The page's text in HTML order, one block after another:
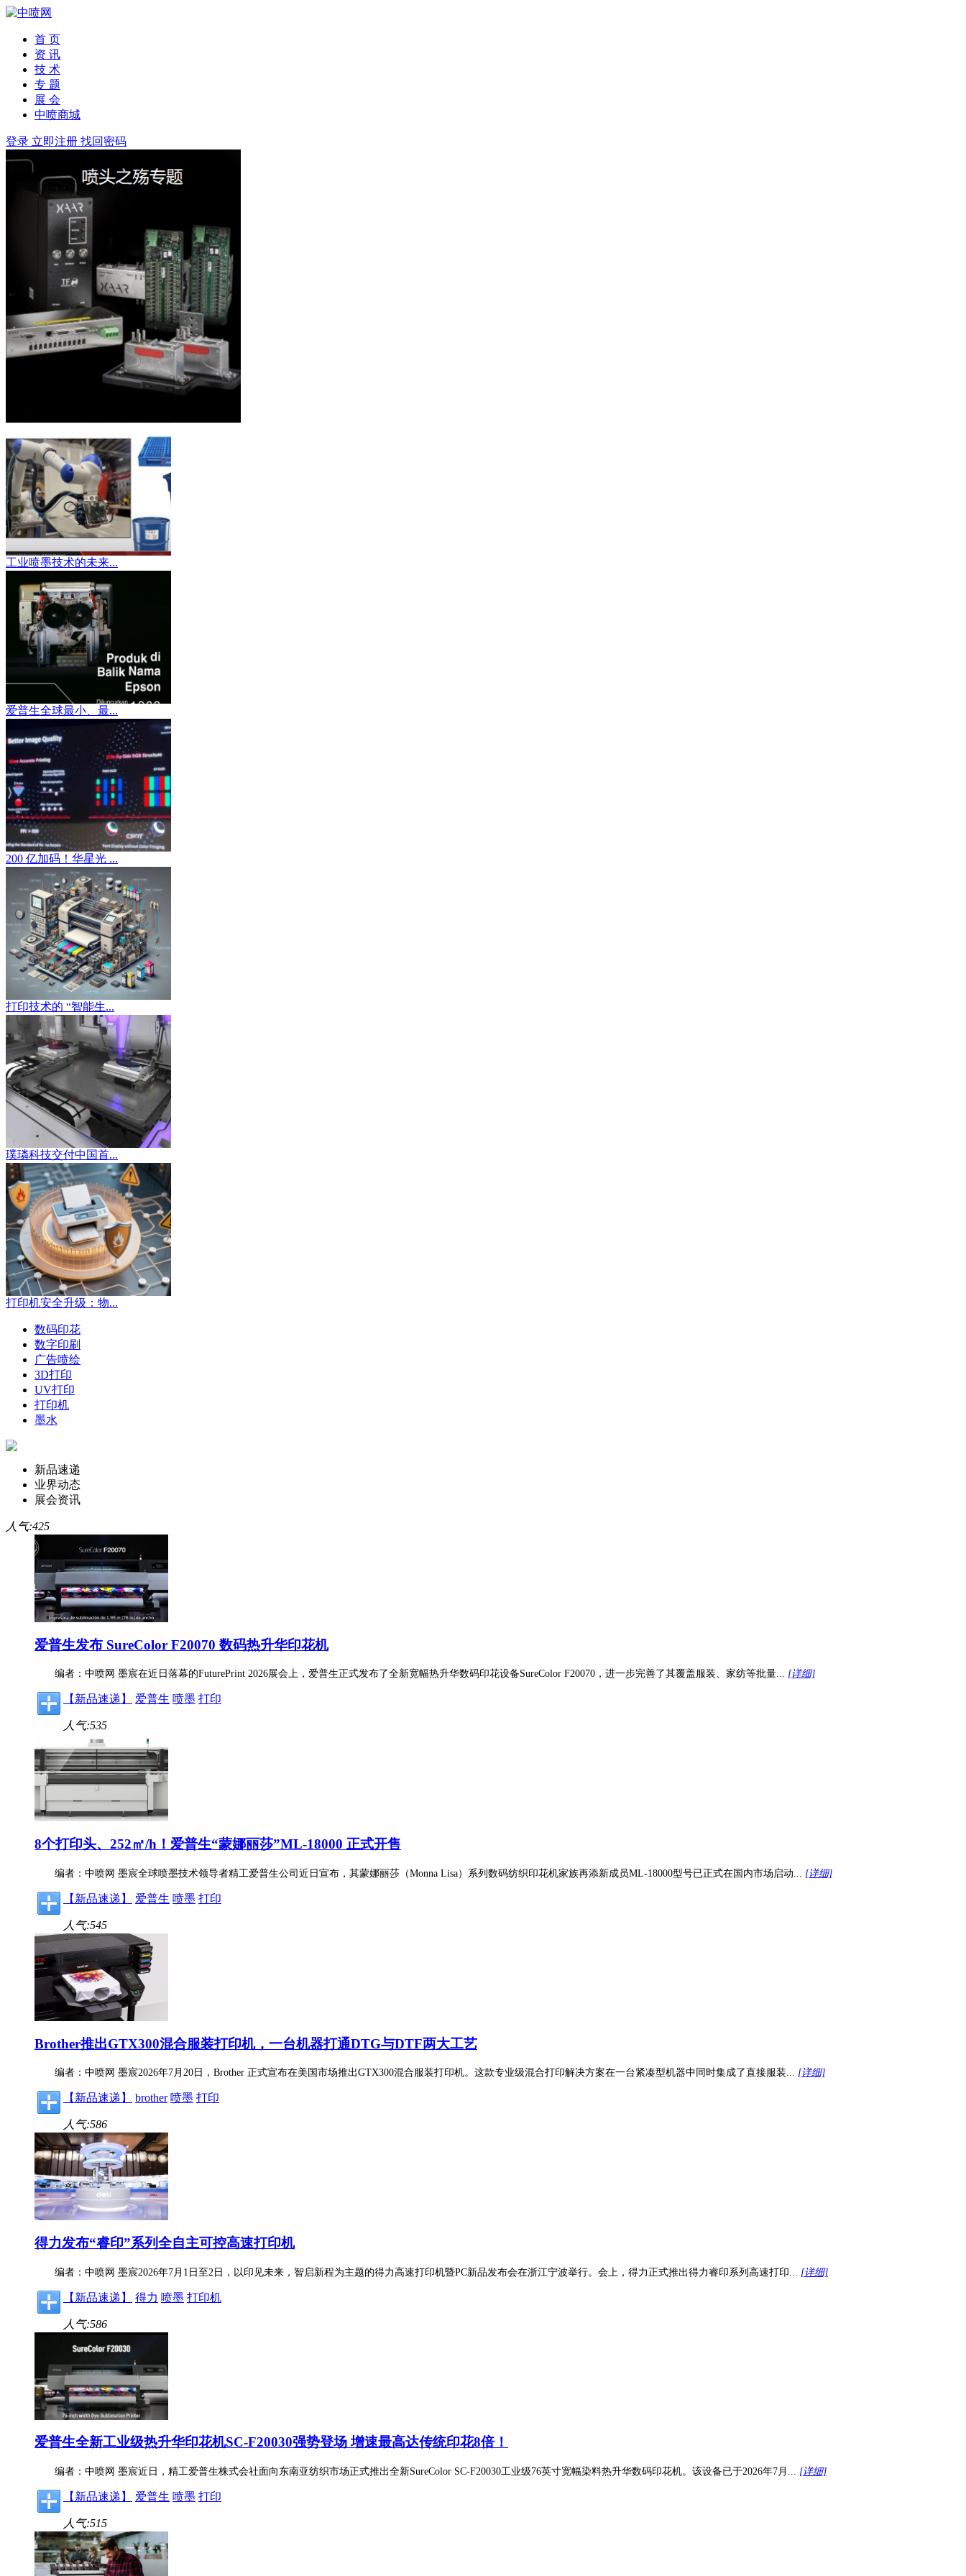
首 页
资 讯
技 术
专 题
展 会
中喷商城
登录 立即注册 找回密码
工业喷墨技术的未来...
爱普生全球最小、最...
200 亿加码！华星光 ...
打印技术的 “智能生...
璞璘科技交付中国首...
打印机安全升级：物...
数码印花
数字印刷
广告喷绘
3D打印
UV打印
打印机
墨水
新品速递
业界动态
展会资讯
人气:425
爱普生发布 SureColor F20070 数码热升华印花机
编者：中喷网 墨宸在近日落幕的FuturePrint 2026展会上，爱普生正式发布了全新宽幅热升华数码印花设备SureColor F20070，进一步完善了其覆盖服装、家纺等批量... [详细]
【新品速递】 爱普生 喷墨 打印
人气:535
8个打印头、252㎡/h！爱普生“蒙娜丽莎”ML-18000 正式开售
编者：中喷网 墨宸全球喷墨技术领导者精工爱普生公司近日宣布，其蒙娜丽莎（Monna Lisa）系列数码纺织印花机家族再添新成员ML-18000型号已正式在国内市场启动... [详细]
【新品速递】 爱普生 喷墨 打印
人气:545
Brother推出GTX300混合服装打印机，一台机器打通DTG与DTF两大工艺
编者：中喷网 墨宸2026年7月20日，Brother 正式宣布在美国市场推出GTX300混合服装打印机。这款专业级混合打印解决方案在一台紧凑型机器中同时集成了直接服装... [详细]
【新品速递】 brother 喷墨 打印
人气:586
得力发布“睿印”系列全自主可控高速打印机
编者：中喷网 墨宸2026年7月1日至2日，以印见未来，智启新程为主题的得力高速打印机暨PC新品发布会在浙江宁波举行。会上，得力正式推出得力睿印系列高速打印... [详细]
【新品速递】 得力 喷墨 打印机
人气:586
爱普生全新工业级热升华印花机SC-F20030强势登场 增速最高达传统印花8倍！
编者：中喷网 墨宸近日，精工爱普生株式会社面向东南亚纺织市场正式推出全新SureColor SC-F20030工业级76英寸宽幅染料热升华数码印花机。该设备已于2026年7月... [详细]
【新品速递】 爱普生 喷墨 打印
人气:515